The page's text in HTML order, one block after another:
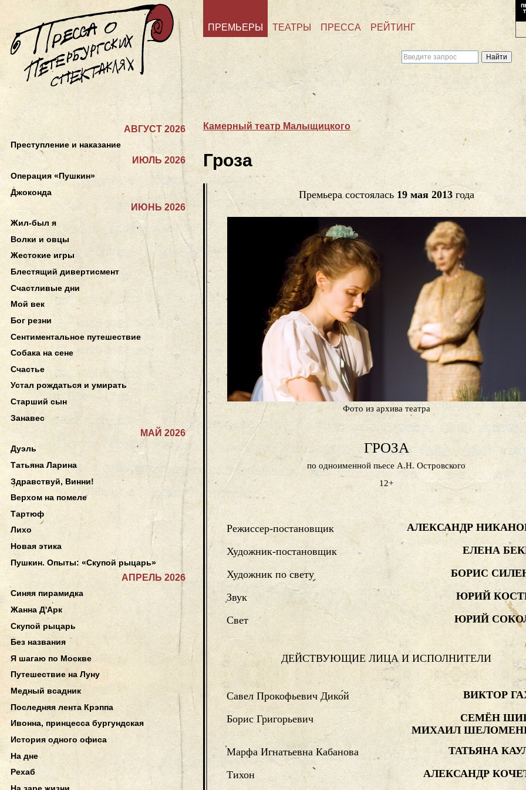
ПРЕМЬЕРЫ ТЕАТРЫ ПРЕССА РЕЙТИНГ
Камерный театр Малыщицкого
Гроза
Премьера состоялась 19 мая 2013года
Фото из архива театра
ГРОЗА
по одноименной пьесе А.Н. Островского
12+
Режиссер-постановщик АЛЕКСАНДР
Художник-постановщик ЕЛЕНА
Художник по свету БОРИС
Звук ЮРИЙ
Свет ЮРИЙ
ДЕЙСТВУЮЩИЕ ЛИЦА И ИСПОЛНИТЕЛИ
Савел Прокофьевич Дико́й ВИКТОР
Борис Григорьевич
СЕМЁН
МИХАИЛ
Марфа Игнатьевна Кабанова
ТАТЬЯНА
Тихон АЛЕКСАНДР
АВГУСТ 2026
Преступление и наказание
ИЮЛЬ 2026
Операция «Пушкин»
Джоконда
ИЮНЬ 2026
Жил-был я
Волки и овцы
Жестокие игры
Блестящий дивертисмент
Счастливые дни
Мой век
Бог резни
Сентиментальное путешествие
Собака на сене
Счастье
Устал рождаться и умирать
Старший сын
Занавес
МАЙ 2026
Дуэль
Татьяна Ларина
Здравствуй, Винни!
Верхом на помеле
Тартюф
Лихо
Новая этика
Пушкин. Опыты: «Скупой рыцарь»
АПРЕЛЬ 2026
Синяя пирамидка
Жанна Д'Арк
Скупой рыцарь
Без названия
Я шагаю по Москве
Путешествие на Луну
Медный всадник
Последняя лента Крэппа
Ивонна, принцесса бургундская
История одного офиса
На дне
Рехаб